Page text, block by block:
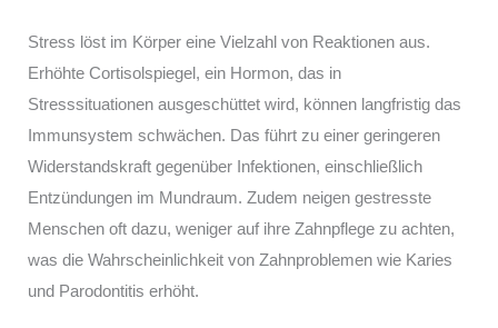
Stress löst im Körper eine Vielzahl von Reaktionen aus.
Erhöhte Cortisolspiegel, ein Hormon, das in
Stresssituationen ausgeschüttet wird, können langfristig das
Immunsystem schwächen. Das führt zu einer geringeren
Widerstandskraft gegenüber Infektionen, einschließlich
Entzündungen im Mundraum. Zudem neigen gestresste
Menschen oft dazu, weniger auf ihre Zahnpflege zu achten,
was die Wahrscheinlichkeit von Zahnproblemen wie Karies
und Parodontitis erhöht.